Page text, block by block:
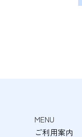
MENU
ご利用案内